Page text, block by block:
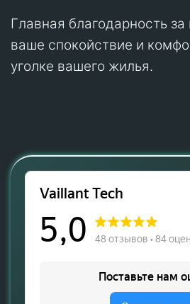
Главная благодарность
ваше спокойствие и
уголке вашего жилья.